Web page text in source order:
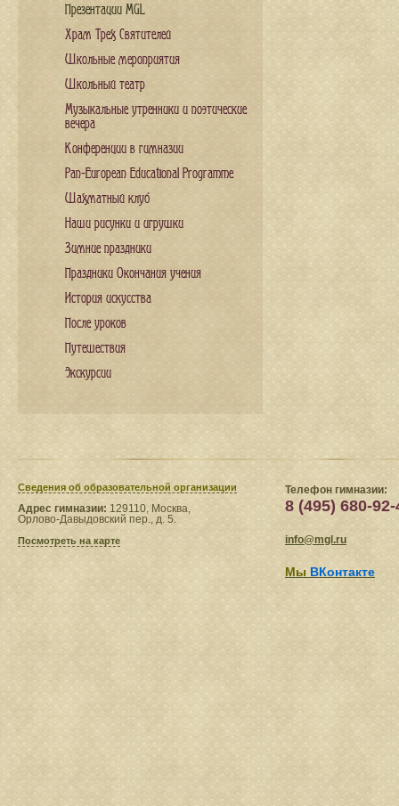
Презентации MGL
Храм Трех Святителей
Школьные мероприятия
Школьный театр
Музыкальные утренники и поэтические
вечера
Конференции в гимназии
Pan-European Educational Programme
Шахматный клуб
Наши рисунки и игрушки
Зимние праздники
Праздники Окончания учения
История искусства
После уроков
Путешествия
Экскурсии
Сведения​ об образовательной организации
Адрес гимназии: 129110, Москва,
Орлово-Давыдовский пер., д. 5.
Посмотреть на карте
Телефон гимназии:
8 (495) 680-92-
info@mgl.ru
Мы ВКонтакте